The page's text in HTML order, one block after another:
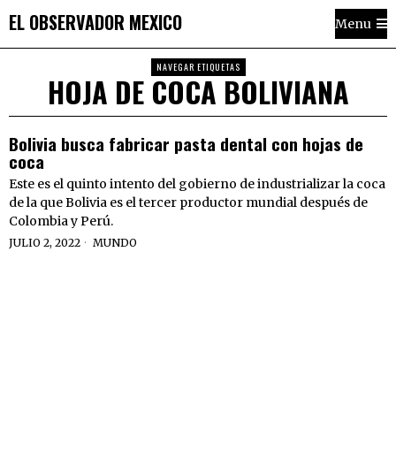
EL OBSERVADOR MEXICO Menu
NAVEGAR ETIQUETAS
HOJA DE COCA BOLIVIANA
Bolivia busca fabricar pasta dental con hojas de
coca
Este es el quinto intento del gobierno de industrializar la coca
de la que Bolivia es el tercer productor mundial después de
Colombia y Perú.
JULIO 2, 2022 MUNDO